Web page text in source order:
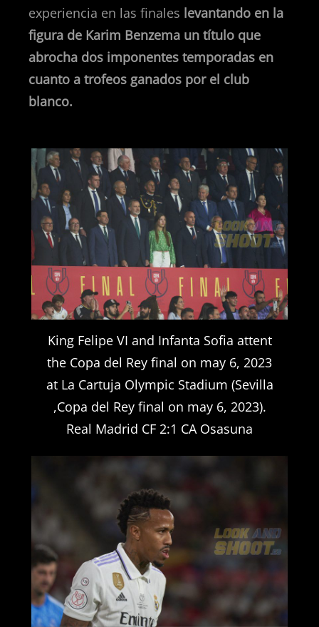
experiencia en las finales levantando en la
figura de Karim Benzema un título que
abrocha dos imponentes temporadas en
cuanto a trofeos ganados por el club
blanco.
King Felipe VI and Infanta Sofia attent
the Copa del Rey final on may 6, 2023
at La Cartuja Olympic Stadium (Sevilla
,Copa del Rey final on may 6, 2023).
Real Madrid CF 2:1 CA Osasuna